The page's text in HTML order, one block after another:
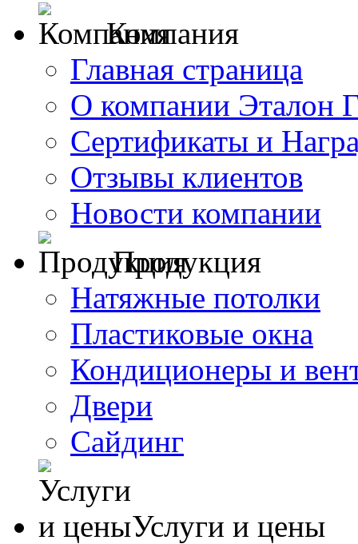
Компания
Главная страница
О компании Эталон
Сертификаты и
Отзывы клиентов
Новости компании
Продукция
Натяжные потолки
Пластиковые окна
Кондиционеры и
Двери
Сайдинг
Услуги и цены